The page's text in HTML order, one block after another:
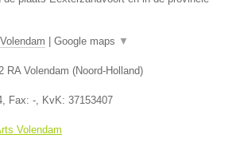
Volendam Google maps ▼
RA Volendam (Noord-Holland)
, Fax: -, KvK: 37153407
Volendam